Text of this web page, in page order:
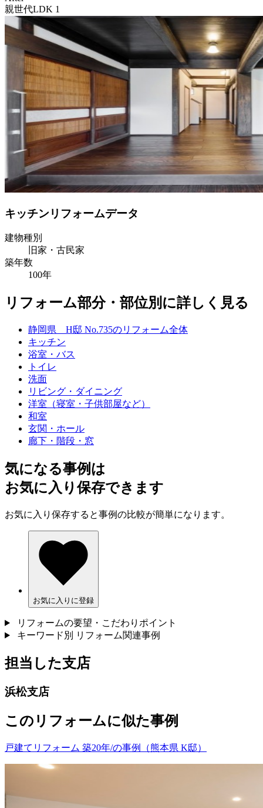
親世代LDK 1
キッチンリフォームデータ
建物種別
旧家・古民家
築年数
100年
リフォーム部分・部位別に詳しく見る
静岡県 H邸 No.735のリフォーム全体
キッチン
浴室・バス
トイレ
洗面
リビング・ダイニング
洋室（寝室・子供部屋など）
和室
玄関・ホール
廊下・階段・窓
気になる事例は
お気に入り保存できます
お気に入り保存すると事例の比較が簡単になります。
お気に入りに登録
リフォームの要望・こだわりポイント
キーワード別 リフォーム関連事例
担当した支店
浜松支店
このリフォームに似た事例
戸建てリフォーム 築20年/の事例（熊本県 K邸）